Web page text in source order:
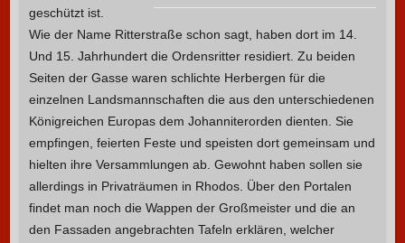
geschützt ist.
Wie der Name Ritterstraße schon sagt, haben dort im 14.
Und 15. Jahrhundert die Ordensritter residiert. Zu beiden
Seiten der Gasse waren schlichte Herbergen für die
einzelnen Landsmannschaften die aus den unterschiedenen
Königreichen Europas dem Johanniterorden dienten. Sie
empfingen, feierten Feste und speisten dort gemeinsam und
hielten ihre Versammlungen ab. Gewohnt haben sollen sie
allerdings in Privaträumen in Rhodos. Über den Portalen
findet man noch die Wappen der Großmeister und die an
den Fassaden angebrachten Tafeln erklären, welcher